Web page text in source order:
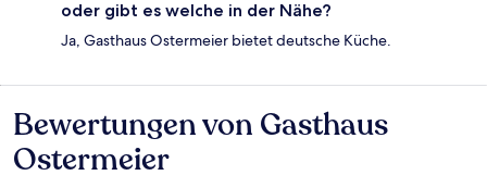
oder gibt es welche in der Nähe?
Ja, Gasthaus Ostermeier bietet deutsche Küche.
Bewertungen
Bewertungen von Gasthaus
Ostermeier